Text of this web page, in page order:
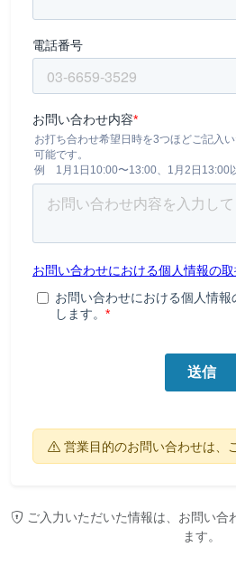
営業目的のお問い合わせは、
ご入力いただいた情報は、お問い合
ます。